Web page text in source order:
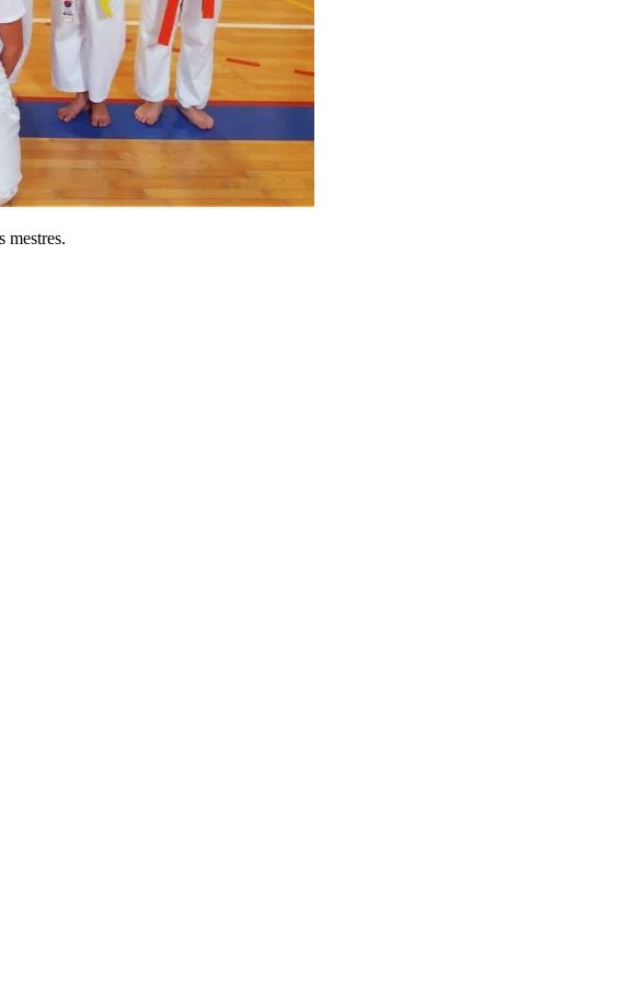
mestres.